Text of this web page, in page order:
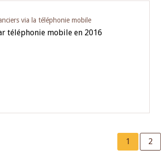
via la téléphonie mobile
téléphonie mobile en 2016
Current
1 Page
2